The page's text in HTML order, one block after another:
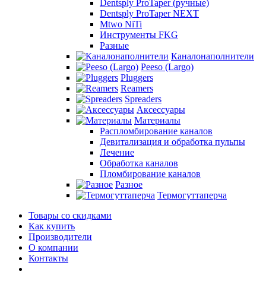
Dentsply ProTaper (ручные)
Dentsply ProTaper NEXT
Mtwo NiTi
Инструменты FKG
Разные
Каналонаполнители
Peeso (Largo)
Pluggers
Reamers
Spreaders
Аксессуары
Материалы
Распломбирование каналов
Девитализация и обработка пульпы
Лечение
Обработка каналов
Пломбирование каналов
Разное
Термогуттаперча
Товары со скидками
Как купить
Производители
О компании
Контакты